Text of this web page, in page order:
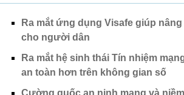
Ra mắt ứng dụng Visafe giúp
cho người dân
Ra mắt hệ sinh thái Tín nhiệm
an toàn hơn trên không gian số
Cường quốc an ninh mạng và